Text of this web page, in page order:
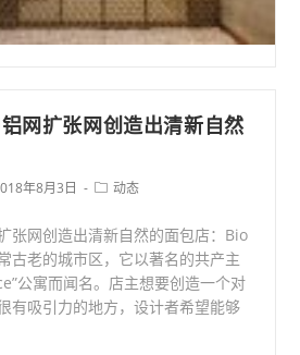
网扩张网创造出清新自然
年8月3日
Post动态
张网创造出清新自然的面包店：Bio
古老的城市区，它以著名的共产主
公寓而闻名。店主想要创造一个对
有吸引力的地方，设计者希望能够